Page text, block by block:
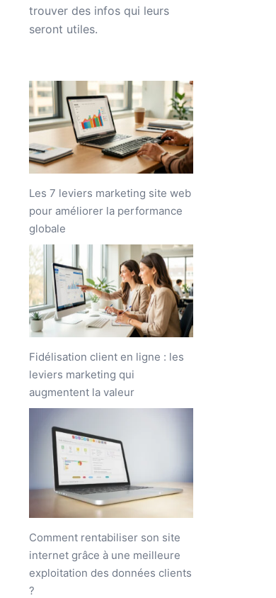
trouver des infos qui leurs
seront utiles.
Les 7 leviers marketing site web
pour améliorer la performance
globale
Fidélisation client en ligne : les
leviers marketing qui
augmentent la valeur
Comment rentabiliser son site
internet grâce à une meilleure
exploitation des données clients
?